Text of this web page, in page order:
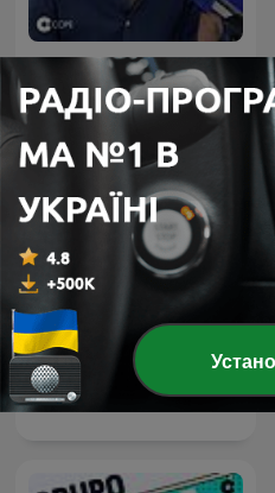
El Partidazo de COPE
La Linterna